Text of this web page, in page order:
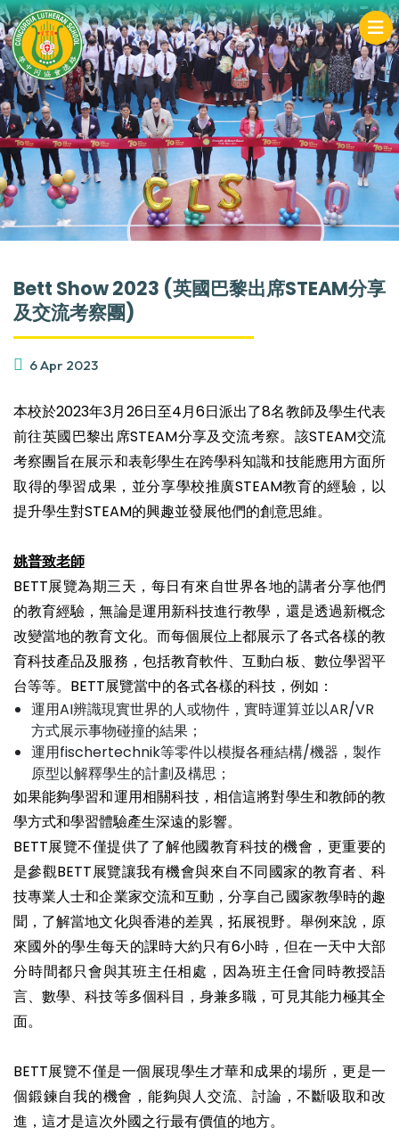
Bett Show 2023 (英國巴黎出席STEAM分享
及交流考察團)
6 Apr 2023
本校於2023年3月26日至4月6日派出了8名教師及學生代表
前往英國巴黎出席STEAM分享及交流考察。該STEAM交流
考察團旨在展示和表彰學生在跨學科知識和技能應用方面所
取得的學習成果，並分享學校推廣STEAM教育的經驗，以
提升學生對STEAM的興趣並發展他們的創意思維。
姚普致老師
BETT展覽為期三天，每日有來自世界各地的講者分享他們
的教育經驗，無論是運用新科技進行教學，還是透過新概念
改變當地的教育文化。而每個展位上都展示了各式各樣的教
育科技產品及服務，包括教育軟件、互動白板、數位學習平
台等等。BETT展覽當中的各式各樣的科技，例如：
運用AI辨識現實世界的人或物件，實時運算並以AR/VR
方式展示事物碰撞的結果；
運用fischertechnik等零件以模擬各種結構/機器，製作
原型以解釋學生的計劃及構思；
如果能夠學習和運用相關科技，相信這將對學生和教師的教
學方式和學習體驗產生深遠的影響。
BETT展覽不僅提供了了解他國教育科技的機會，更重要的
是參觀BETT展覽讓我有機會與來自不同國家的教育者、科
技專業人士和企業家交流和互動，分享自己國家教學時的趣
聞，了解當地文化與香港的差異，拓展視野。舉例來說，原
來國外的學生每天的課時大約只有6小時，但在一天中大部
分時間都只會與其班主任相處，因為班主任會同時教授語
言、數學、科技等多個科目，身兼多職，可見其能力極其全
面。
BETT展覽不僅是一個展現學生才華和成果的場所，更是一
個鍛鍊自我的機會，能夠與人交流、討論，不斷吸取和改
進，這才是這次外國之行最有價值的地方。